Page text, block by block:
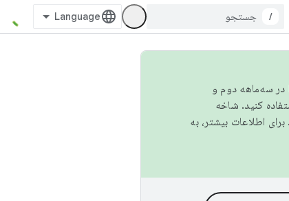
/
در سه‌ماهه دوم و
کنید. شاخه